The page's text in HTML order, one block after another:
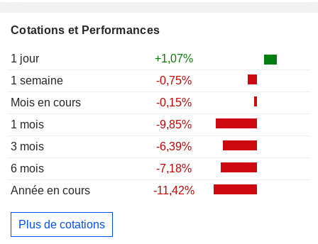
Cotations et Performances
1 jour
+1,07%
1 semaine
-0,75%
Mois en cours
-0,15%
1 mois
-9,85%
3 mois
-6,39%
6 mois
-7,18%
Année en cours
-11,42%
Plus de cotations